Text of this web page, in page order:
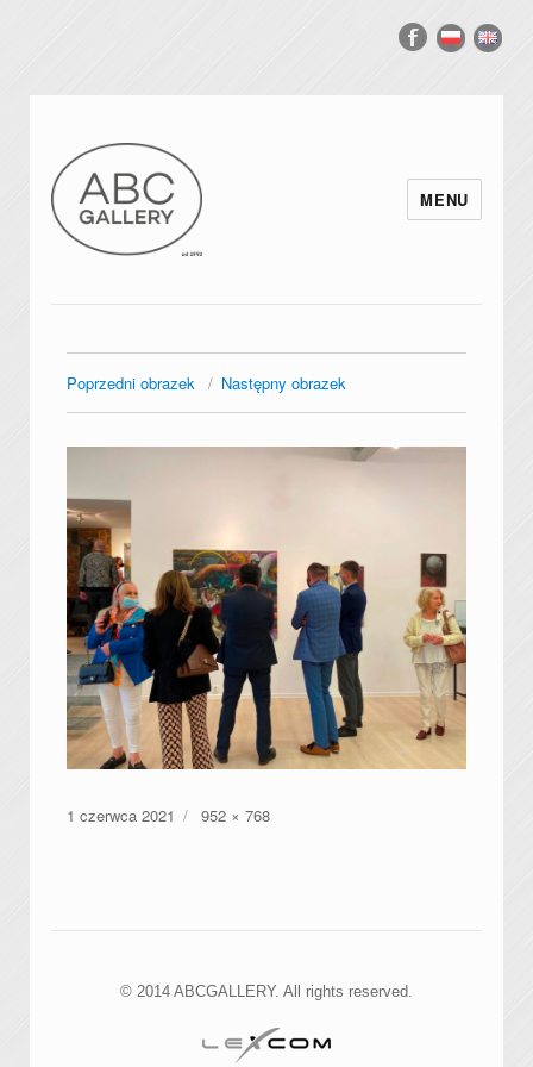
MENU
Poprzedni obrazek Następny obrazek
Data
1 czerwca 2021
Pełny
952 × 768
© 2014 ABCGALLERY. All rights reserved.